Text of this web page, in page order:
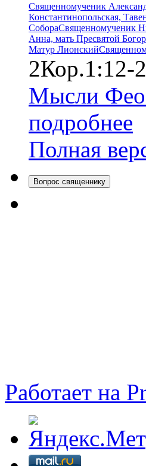
Священномученик
Константинопольская,
СобораСвященномученик
Анна, мать Пресвятой
Матур Лионский
2Кор.1:12-
Мысли
подробнее
Полная
Вопрос священнику
Работает на